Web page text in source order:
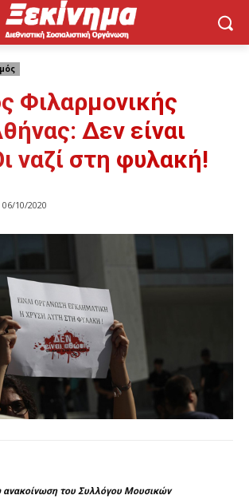
Φιλαρμονικής
Δεν είναι
ναζί στη φυλακή!
06/10/2020
του Συλλόγου Μουσικών